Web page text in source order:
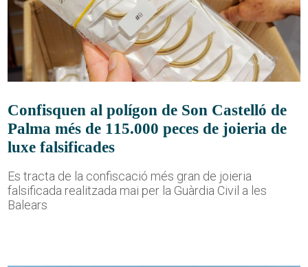
Confisquen al polígon de Son Castelló de
Palma més de 115.000 peces de joieria de
luxe falsificades
Es tracta de la confiscació més gran de joieria
falsificada realitzada mai per la Guàrdia Civil a les
Balears